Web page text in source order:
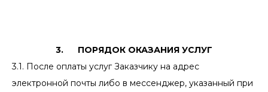
3. ПОРЯДОК ОКАЗАНИЯ УСЛУГ
3.1. После оплаты услуг Заказчику на адрес
электронной почты либо в мессенджер, указанный при